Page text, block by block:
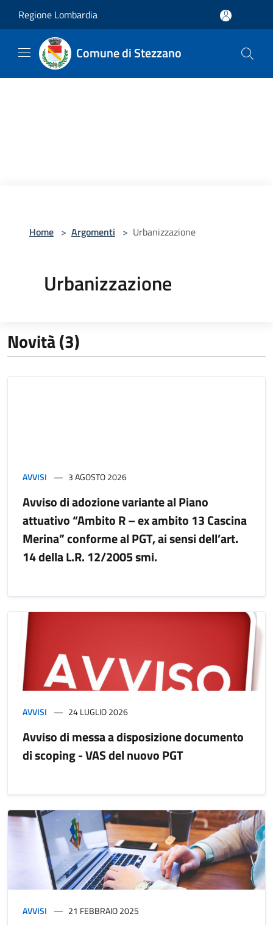
Regione Lombardia
Comune di Stezzano
Home > Argomenti > Urbanizzazione
Urbanizzazione
Novità (3)
AVVISI 3 AGOSTO 2026
Avviso di adozione variante al Piano
attuativo “Ambito R – ex ambito 13 Cascina
Merina” conforme al PGT, ai sensi dell’art.
14 della L.R. 12/2005 smi.
AVVISI 24 LUGLIO 2026
Avviso di messa a disposizione documento
di scoping - VAS del nuovo PGT
AVVISI 21 FEBBRAIO 2025